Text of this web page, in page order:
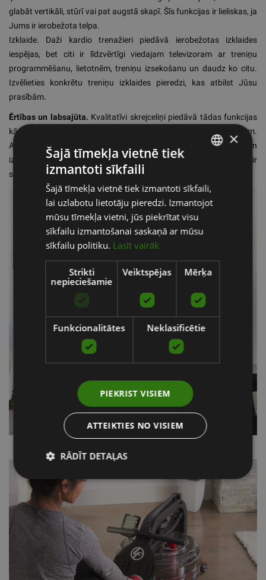
glabāt vertikāli, stūrī vai pat augstā skapī. Šīs funkcijas ir lieliskas, ja
Jums ir ierobežota telpa.
Izklaide. Daži kardio trenažieri piedāvā ierobežotas izklaides
iespējas, bet citi ir līdzvērtīgi viedajam televizoram ar treniņu
programmēšanu, lietotnēm, treniņu izsekošanu un daudz ko citu.
Izvēlieties konkrētu treniņu izklaides pieredzi, kas atbilst Jūsu
prasībām.
Ērtības un labsajūta. Kvalitatīvi skrejceliņi piedāvā tādas funkcijas
kā triecienu absorbēšana, lai mazinātu ietekmi uz locītavām.
Automātiskā apstāšanās, sānu platformas uzkāpšanai un
izkāpšanai, roku sliedes un trokšņa slāpēšanas funkcijas ir
svarīgas, ja ar aprīkojumu nodarbojas vairāki lietotāji.
ENGLISH
RUSSIAN
×
Šajā tīmekļa vietnē tiek
izmantoti sīkfaili
Šajā tīmekļa vietnē tiek izmantoti sīkfaili,
lai uzlabotu lietotāju pieredzi. Izmantojot
mūsu tīmekļa vietni, jūs piekrītat visu
sīkfailu izmantošanai saskaņā ar mūsu
sīkfailu politiku. Lasīt vairāk
Strikti
nepieciešamie
Veiktspējas Mērķa
Funkcionalitātes Neklasificētie
PIEKRIST VISIEM
ATTEIKTIES NO VISIEM
RĀDĪT DETAĻAS